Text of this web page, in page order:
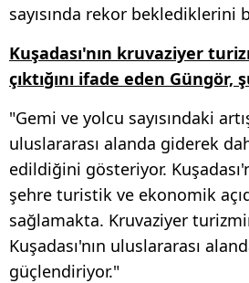
sayısında rekor beklediklerini
Kuşadası'nın kruvaziyer
çıktığını ifade eden Güngör,
"Gemi ve yolcu sayısındaki
uluslararası alanda giderek
edildiğini gösteriyor.
şehre turistik ve ekonomik
sağlamakta. Kruvaziyer
Kuşadası'nın uluslararası
güçlendiriyor."